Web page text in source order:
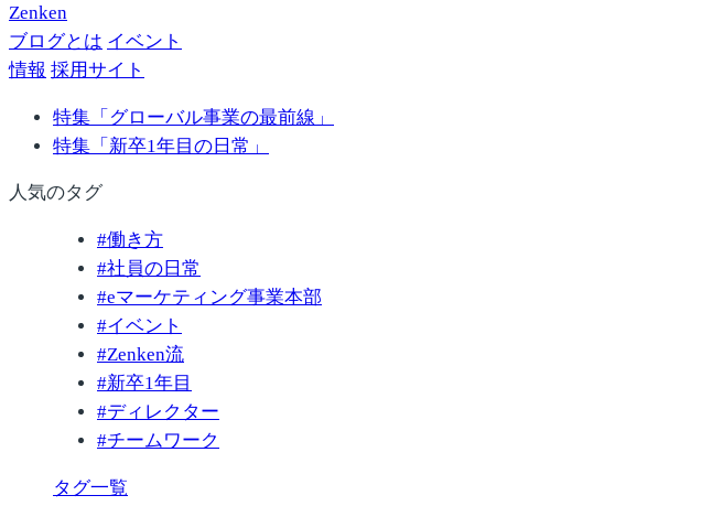
Zenken
ブログとは イベント
情報 採用サイト
特集「グローバル事業の最前線」
特集「新卒1年目の日常」
人気のタグ
#働き方
#社員の日常
#eマーケティング事業本部
#イベント
#Zenken流
#新卒1年目
#ディレクター
#チームワーク
タグ一覧